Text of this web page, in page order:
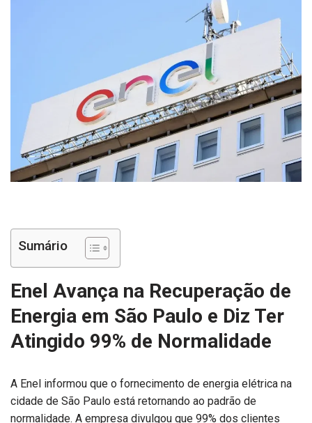
Sumário
Enel Avança na Recuperação de
Energia em São Paulo e Diz Ter
Atingido 99% de Normalidade
A Enel informou que o fornecimento de energia elétrica na
cidade de São Paulo está retornando ao padrão de
normalidade. A empresa divulgou que 99% dos clientes